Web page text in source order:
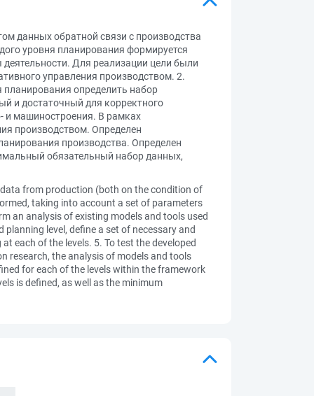
данных обратной связи с производства
уровня планирования формируется
Для реализации цели были
управления производством. 2.
определить набор
и достаточный для корректного
и машиностроения. В рамках
производством. Определен
производства. Определен
обязательный набор данных,
from production (both on the condition of
taking into account a set of parameters
an analysis of existing models and tools used
level, define a set of necessary and
each of the levels. 5. To test the developed
research, the analysis of models and tools
for each of the levels within the framework
is defined, as well as the minimum